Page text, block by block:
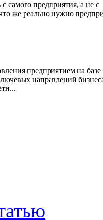
самого предприятия, а не с
же реально нужно
предприятием на базе
направлений